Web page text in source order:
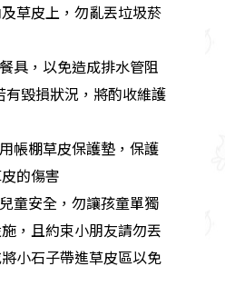
草皮上，勿亂丟垃圾菸
具，以免造成排水管阻
毀損狀況，將酌收維護
帳棚草皮保護墊，保護
的傷害
童安全，勿讓孩童單獨
，且約束小朋友請勿丟
小石子帶進草皮區以免